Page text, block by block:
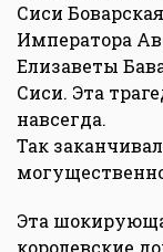
Сиси
Императора
Елизаветы
Сиси. Эта
навсегда.
Так
Эта